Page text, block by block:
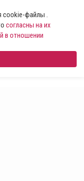
cookie-файлы .
согласны на их
в отношении